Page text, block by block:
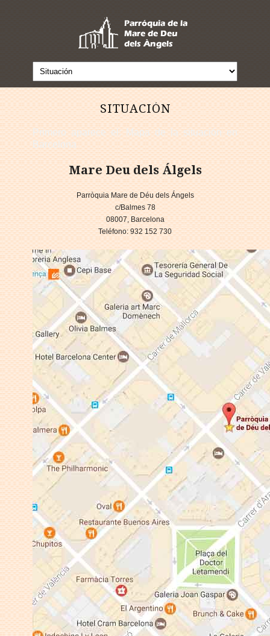
SITUACIÓN
Primero aparece el: Mapa de la situación en
Barcelona
Mare Deu dels Álgels
Parròquia Mare de Déu dels Ángels
c/Balmes 78
08007, Barcelona
Teléfono: 932 152 730